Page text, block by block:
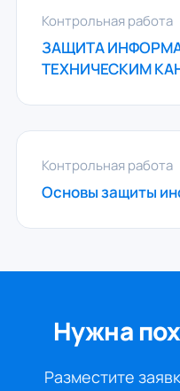
Контрольная работа
ЗАЩИТА
ТЕХНИЧЕСКИМ
Контрольная работа
Основы защиты
Нужна
Разместите